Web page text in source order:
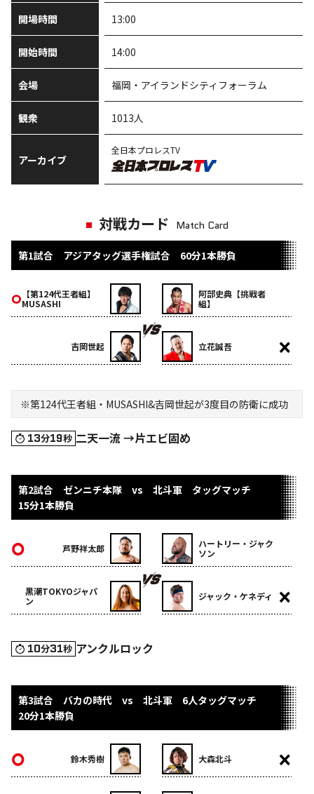
開場時間 13:00
開始時間 14:00
会場 福岡・アイランドシティフォーラム
観衆 1013人
アーカイブ
全日本プロレスTV
対戦カード Match Card
第1試合 アジアタッグ選手権試合 60分1本勝負
【第124代王者組】
MUSASHI
吉岡世起
阿部史典【挑戦者
組】
立花誠吾
※第124代王者組・MUSASHI&吉岡世起が3度目の防衛に成功
13分19秒 二天一流 →片エビ固め
第2試合 ゼンニチ本隊 vs 北斗軍 タッグマッチ
15分1本勝負
芦野祥太郎
黒潮TOKYOジャパ
ン
ハートリー・ジャク
ソン
ジャック・ケネディ
10分31秒 アンクルロック
第3試合 バカの時代 vs 北斗軍 6人タッグマッチ
20分1本勝負
鈴木秀樹 大森北斗